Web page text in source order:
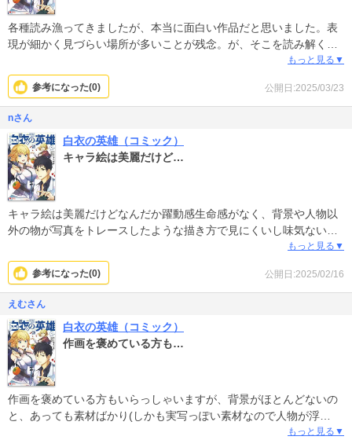
各種読み漁ってきましたが、本当に面白い作品だと思いました。表
現が細かく見づらい場所が多いことが残念。が、そこを読み解くこ
とも面白さになっているのかもしれないです。今後も是非、面白い
作品提供してください。大変でしょうが頑張って頂きたいと思いま
す。応援してます。たいしたレポートになってませんで申し訳あり
ません。
もっと見る▼
公開日:2025/03/23
参考になった(0)
nさん
白衣の英雄（コミック）
キャラ絵は美麗だけど…
キャラ絵は美麗だけどなんだか躍動感生命感がなく、背景や人物以
外の物が写真をトレースしたような描き方で見にくいし味気ない。
最初に出てきた食べ物が丸くて柔らかそうだが何なのか全く分から
ず、トーンが貼ってあるような描写なので美味しい物には見えな
い。
主人公は見た目の良い知性派設定だが、セリフの言い回しがなんだ
かただスカしたやつに聞こえて魅力は感じない。
24歳で「ふむ」とか言ってる。すでに地球でたくさんの功績を上げ
てたらしい。
もっと見る▼
公開日:2025/02/16
参考になった(0)
えむさん
白衣の英雄（コミック）
作画を褒めている方も…
作画を褒めている方もいらっしゃいますが、背景がほとんどないの
と、あっても素材ばかり(しかも実写っぽい素材なので人物が浮
く…)なのが気になってしまいました。わがままなのですが、、＞＜
もっと見る▼